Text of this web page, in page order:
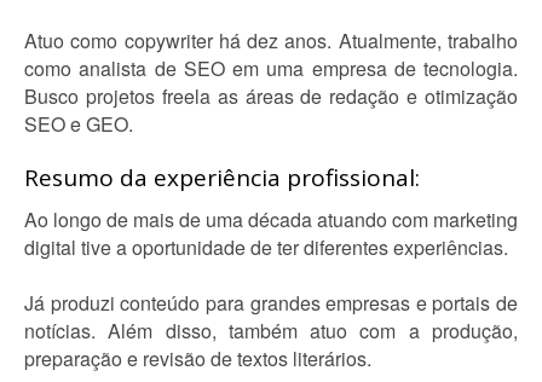
Atuo como copywriter há dez anos. Atualmente, trabalho
como analista de SEO em uma empresa de tecnologia.
Busco projetos freela as áreas de redação e otimização
SEO e GEO.
Resumo da experiência profissional:
Ao longo de mais de uma década atuando com marketing
digital tive a oportunidade de ter diferentes experiências.
Já produzi conteúdo para grandes empresas e portais de
notícias. Além disso, também atuo com a produção,
preparação e revisão de textos literários.